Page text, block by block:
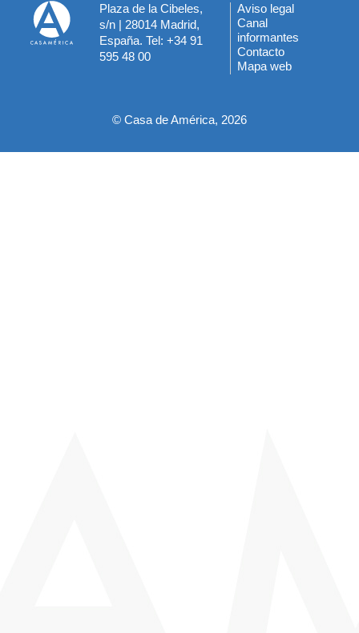
Plaza de la Cibeles,
s/n | 28014 Madrid,
España. Tel: +34 91
595 48 00
Menú
del
pie
Aviso legal
Canal
informantes
Contacto
Mapa web
© Casa de América, 2026